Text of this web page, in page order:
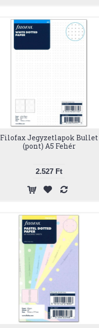
Filofax Jegyzetlapok Bullet
(pont) A5 Fehér
2.527 Ft